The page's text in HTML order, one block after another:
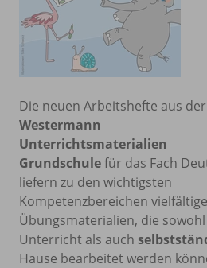
Die neuen Arbeitshefte aus
Westermann
Unterrichtsmaterialien
Grundschulefür das Fach
liefern zu den wichtigsten
Kompetenzbereichen vielfältige
Übungsmaterialien, die
Unterricht als auch
Hause bearbeitet werden